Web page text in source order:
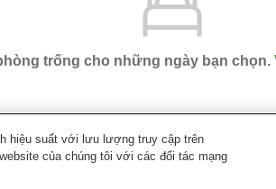
trống cho những ngày bạn chọn.
Ibis Styles Sapporo
hiệu suất với lưu lượng truy cập trên
của chúng tôi với các đối tác mạng